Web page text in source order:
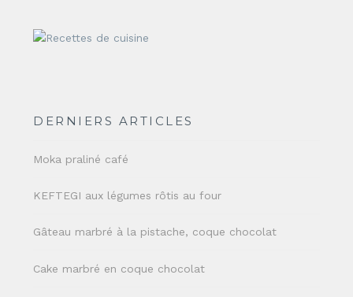
DERNIERS ARTICLES
Moka praliné café
KEFTEGI aux légumes rôtis au four
Gâteau marbré à la pistache, coque chocolat
Cake marbré en coque chocolat